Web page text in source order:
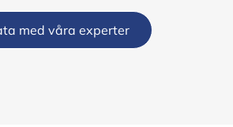
med våra experter